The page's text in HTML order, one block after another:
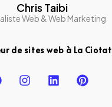
Chris Taibi
Web & Web Marketing
de sites web à La Ciotat